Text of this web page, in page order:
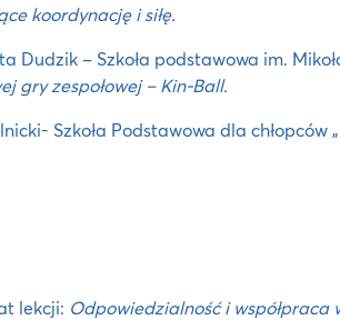
koordynację i siłę.
Dudzik – Szkoła podstawowa im.
gry zespołowej – Kin-Ball.
Szkoła Podstawowa dla chłopców
lekcji: Odpowiedzialność i